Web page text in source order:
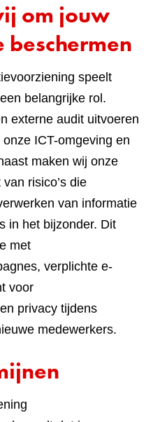
om jouw
beschermen
speelt
belangrijke rol.
externe audit uitvoeren
ICT-omgeving en
maken wij onze
risico’s die
van informatie
in het bijzonder. Dit
met
verplichte e-
voor
privacy tijdens
medewerkers.